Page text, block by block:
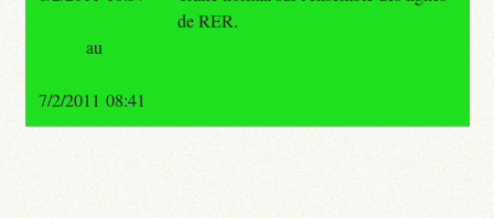
de RER.
au
7/2/2011 08:41